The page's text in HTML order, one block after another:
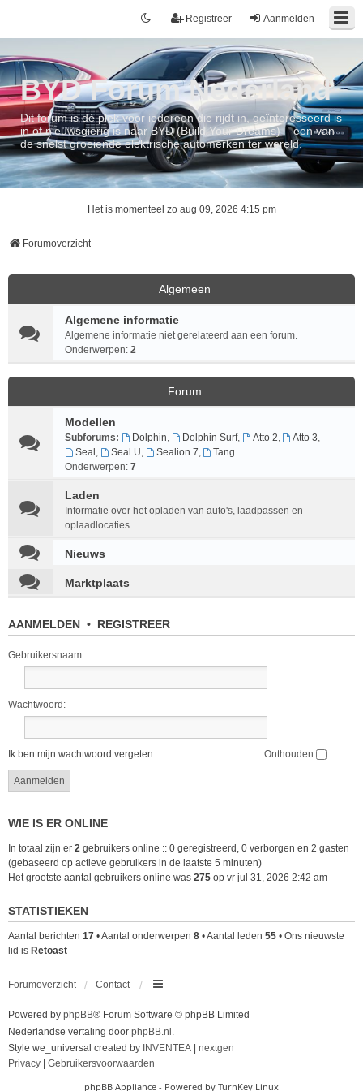
Aanmelden
Registreer
BYD Forum Nederland
Dit forum is dé plek voor iedereen die rijdt in, geïnteresseerd is
in of nieuwsgierig is naar BYD (Build Your Dreams) – een van
de snelst groeiende elektrische automerken ter wereld.
Het is momenteel zo aug 09, 2026 4:15 pm
Forumoverzicht
Algemeen
Algemene informatie
Algemene informatie niet gerelateerd aan een forum.
Onderwerpen: 2
Forum
Modellen
Subforums: Dolphin, Dolphin Surf, Atto 2, Atto 3,
Seal , Seal U, Sealion 7,
Tang
Onderwerpen: 7
Laden
Informatie over het opladen van auto's, laadpassen en
oplaadlocaties.
Nieuws
Marktplaats
AANMELDEN • REGISTREER
Gebruikersnaam:
Wachtwoord:
Ik ben mijn wachtwoord vergeten Onthouden
WIE IS ER ONLINE
In totaal zijn er 2 gebruikers online :: 0 geregistreerd, 0 verborgen en 2 gasten
(gebaseerd op actieve gebruikers in de laatste 5 minuten)
Het grootste aantal gebruikers online was 275 op vr jul 31, 2026 2:42 am
STATISTIEKEN
Aantal berichten 17 • Aantal onderwerpen 8 • Aantal leden 55 • Ons nieuwste
lid is Retoast
Forumoverzicht Contact
Powered by phpBB® Forum Software © phpBB Limited
Nederlandse vertaling door phpBB.nl .
Style we_universal created by INVENTEA
nextgen
Privacy
Gebruikersvoorwaarden
phpBB Appliance - Powered by TurnKey Linux